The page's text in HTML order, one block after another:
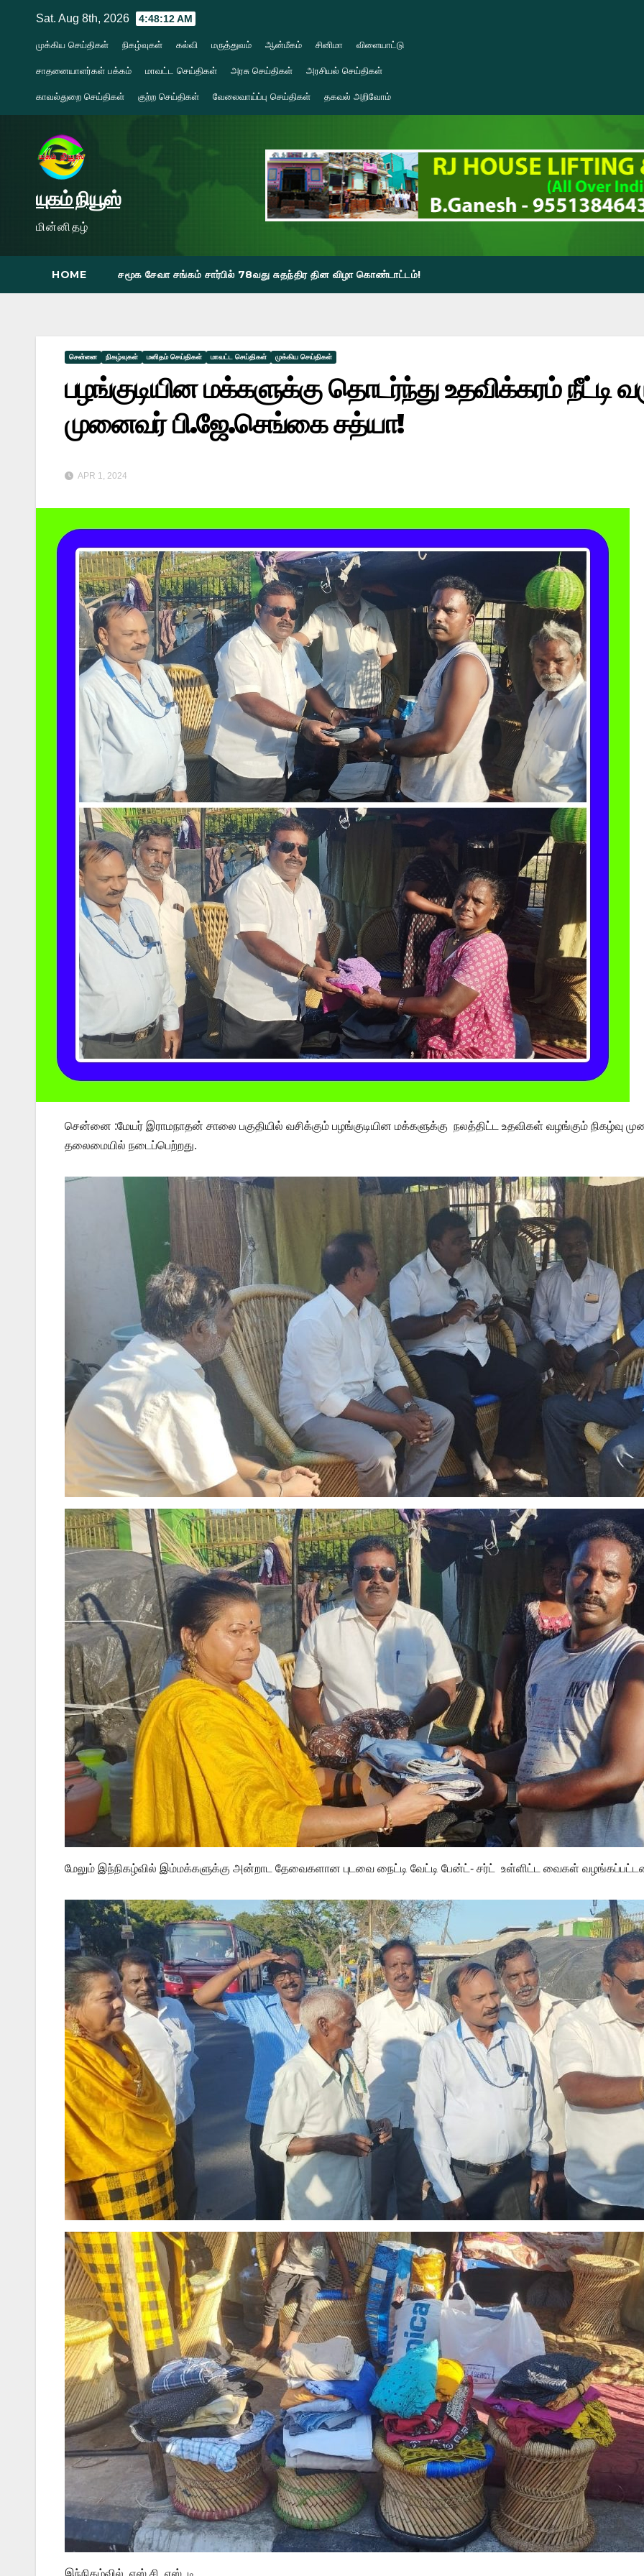
content
Sat. Aug 8th, 2026 4:48:14 AM
முக்கிய செய்திகள் நிகழ்வுகள் கல்வி மருத்துவம் ஆன்மீகம் சினிமா விளையாட்டு
சாதனையாளர்கள் பக்கம் மாவட்ட செய்திகள் அரசு செய்திகள் அரசியல் செய்திகள்
காவல்துறை செய்திகள் குற்ற செய்திகள் வேலைவாய்ப்பு செய்திகள் தகவல் அறிவோம்
யுகம் நியூஸ்
மின்னிதழ்
HOME சமூக சேவா சங்கம் சார்பில் 78வது சுதந்திர தின விழா கொண்டாட்டம்!
சென்னை நிகழ்வுகள் மனிதம் செய்திகள் மாவட்ட செய்திகள் முக்கிய செய்திகள்
பழங்குடியின மக்களுக்கு தொடர்ந்து உதவிக்கரம் நீட்டி
முனைவர் பி.ஜே.செங்கை சத்யா!
APR 1, 2024
சென்னை :மேயர் இராமநாதன் சாலை பகுதியில் வசிக்கும் பழங்குடியின மக்களுக்கு நலத்திட்ட உதவிகள் வழங்கும் நிகழ்வு
தலைமையில் நடைப்பெற்றது.
மேலும் இந்நிகழ்வில் இம்மக்களுக்கு அன்றாட தேவைகளான புடவை நைட்டி வேட்டி பேன்ட்- சர்ட் உள்ளிட்ட வைகள்